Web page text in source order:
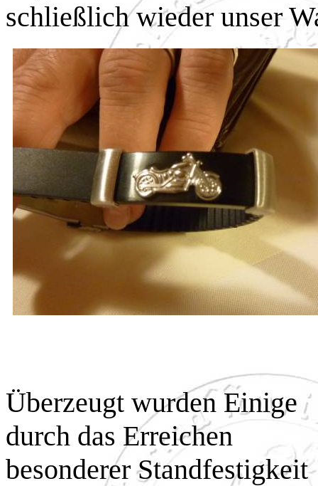
schließlich wieder unser
Überzeugt wurden Einige
durch das Erreichen
besonderer Standfestigkeit